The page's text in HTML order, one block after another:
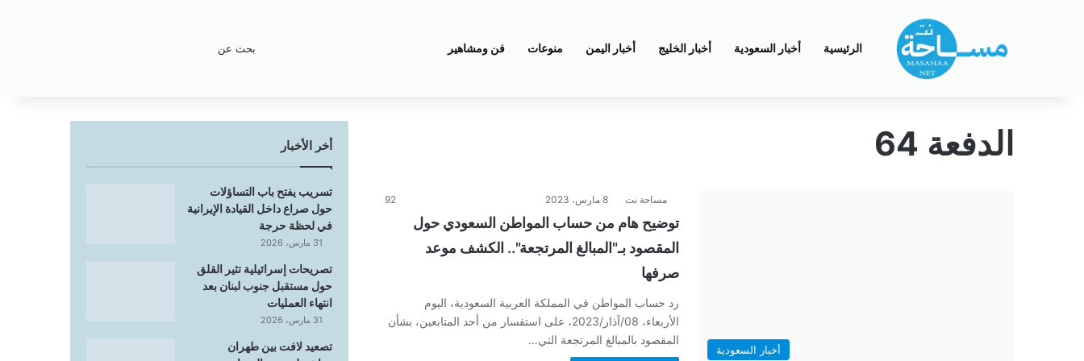
الرئيسية أخبار السعودية أخبار الخليج أخبار اليمن منوعات فن ومشاهير
الدفعة 64
أخبار السعودية
مساحة نت 8 مارس، 2023 92
توضيح هام من حساب المواطن السعودي حول
المقصود بـ"المبالغ المرتجعة".. الكشف موعد
صرفها
رد حساب المواطن في المملكة العربية السعودية، اليوم
الأربعاء، 08/آذار/2023، على استفسار من أحد المتابعين، بشأن
المقصود بالمبالغ المرتجعة التي…
أخر الأخبار
تسريب يفتح باب التساؤلات
حول صراع داخل القيادة الإيرانية
في لحظة حرجة
31 مارس، 2026
تصريحات إسرائيلية تثير القلق
حول مستقبل جنوب لبنان بعد
انتهاء العمليات
31 مارس، 2026
تصعيد لافت بين طهران